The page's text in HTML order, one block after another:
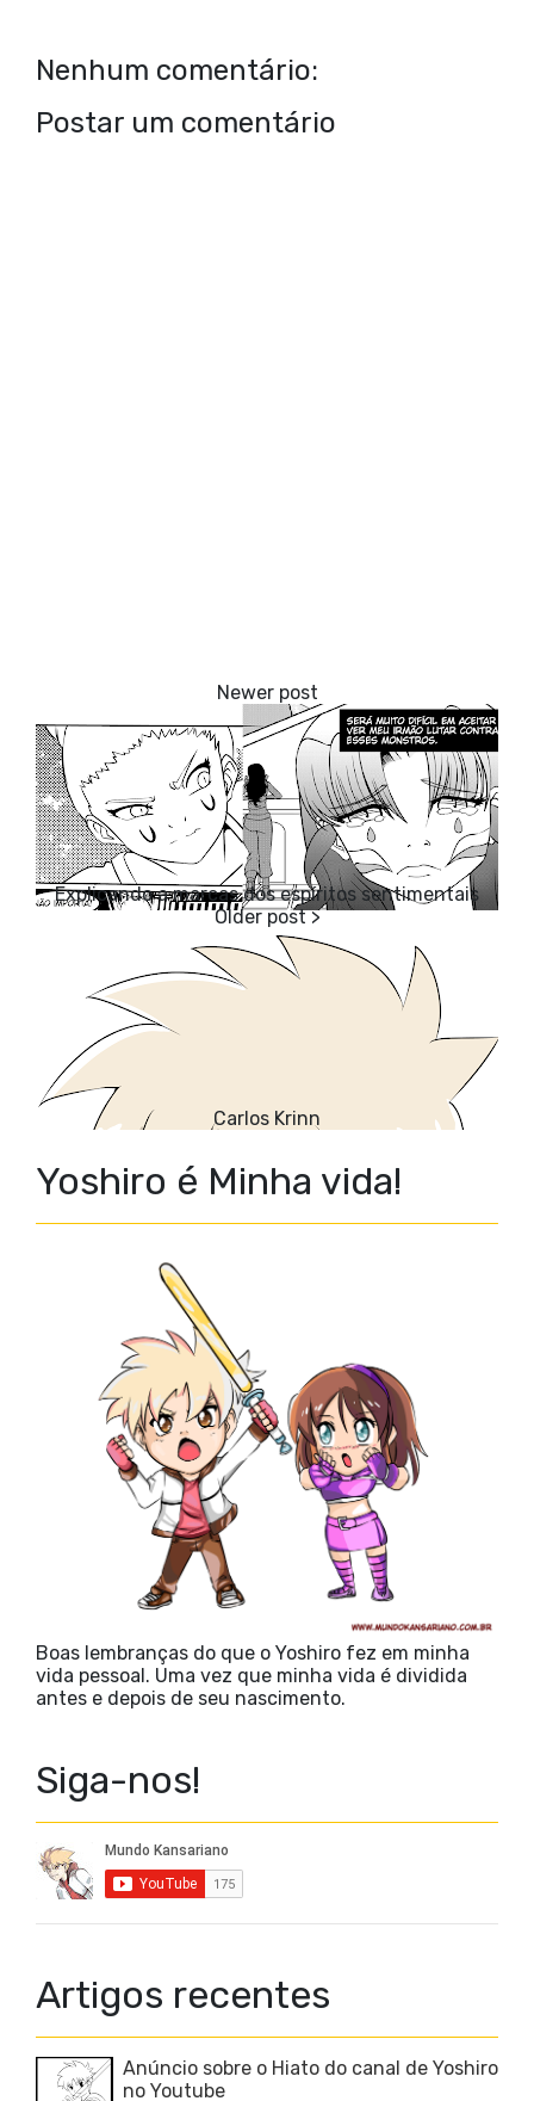
Nenhum comentário:
Postar um comentário
Explicando a marcas dos espíritos sentimentais
Carlos Krinn
Yoshiro é Minha vida!
Boas lembranças do que o Yoshiro fez em minha
vida pessoal. Uma vez que minha vida é dividida
antes e depois de seu nascimento.
Siga-nos!
Artigos recentes
Anúncio sobre o Hiato do canal de Yoshiro
no Youtube